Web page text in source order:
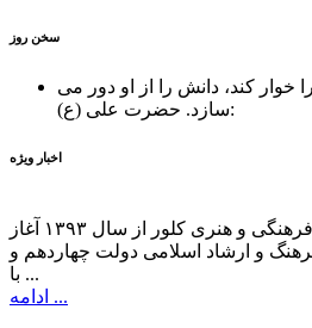
سخن روز
خوار كند، دانش را از او دور می
سازد.حضرت علی (ع):
اخبار ویژه
عملیات اجرایی مجتمع فرهنگی و هنری کلور از سال ۱۳۹۳ آغاز
و ارشاد اسلامی دولت چهاردهم و
با ...
ادامه ...